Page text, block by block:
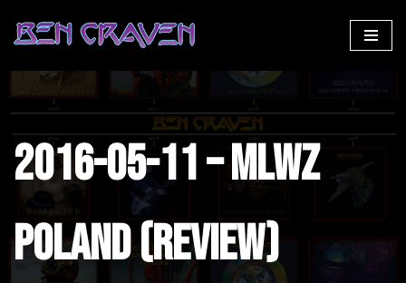
Skip
to
content
2016-05-11 – MLWZ
Poland (Review)